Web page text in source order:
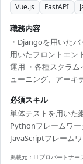
Vue.js FastAPI
職務内容
・Djangoを用いた
用いたフロントエン
運用 ・各種スクラ
ューニング、アーキ
協働
必須スキル
単体テストを用いた
Pythonフレームワ
JavaScriptフレーム
掲載元： ITプロパートナー